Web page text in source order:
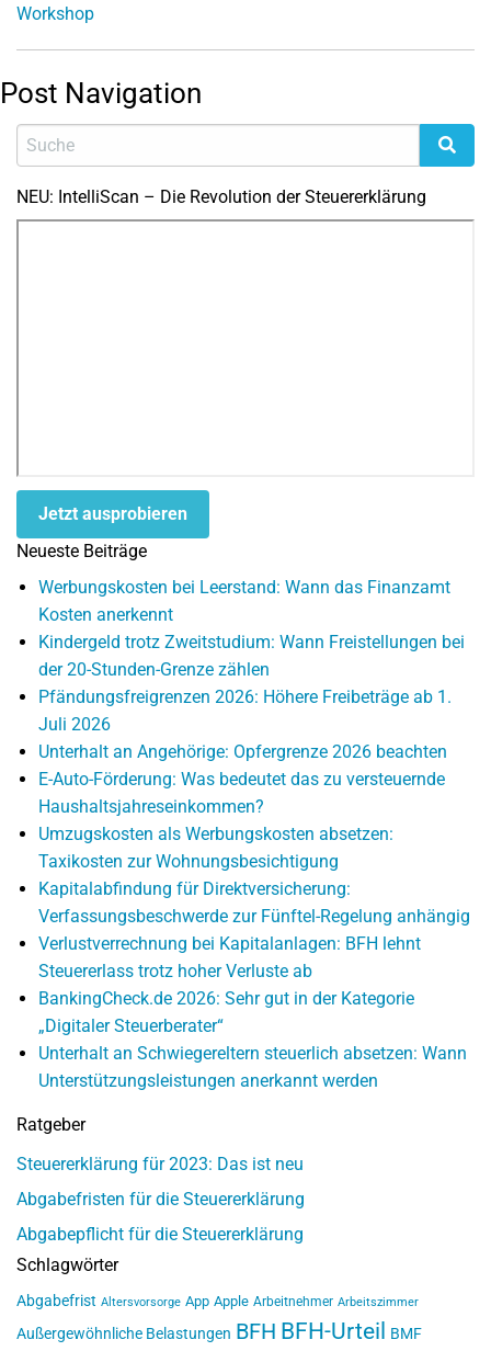
Workshop
Post Navigation
NEU: IntelliScan – Die Revolution der Steuererklärung
Jetzt ausprobieren
Neueste Beiträge
Werbungskosten bei Leerstand: Wann das Finanzamt
Kosten anerkennt
Kindergeld trotz Zweitstudium: Wann Freistellungen bei
der 20-Stunden-Grenze zählen
Pfändungsfreigrenzen 2026: Höhere Freibeträge ab 1.
Juli 2026
Unterhalt an Angehörige: Opfergrenze 2026 beachten
E-Auto-Förderung: Was bedeutet das zu versteuernde
Haushaltsjahreseinkommen?
Umzugskosten als Werbungskosten absetzen:
Taxikosten zur Wohnungsbesichtigung
Kapitalabfindung für Direktversicherung:
Verfassungsbeschwerde zur Fünftel-Regelung anhängig
Verlustverrechnung bei Kapitalanlagen: BFH lehnt
Steuererlass trotz hoher Verluste ab
BankingCheck.de 2026: Sehr gut in der Kategorie
„Digitaler Steuerberater“
Unterhalt an Schwiegereltern steuerlich absetzen: Wann
Unterstützungsleistungen anerkannt werden
Ratgeber
Steuererklärung für 2023: Das ist neu
Abgabefristen für die Steuererklärung
Abgabepflicht für die Steuererklärung
Schlagwörter
Abgabefrist Altersvorsorge App Apple Arbeitnehmer Arbeitszimmer
Außergewöhnliche Belastungen BFH BFH-Urteil BMF